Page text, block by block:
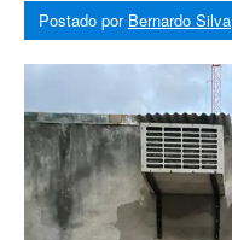
Postado por Bernardo Silva